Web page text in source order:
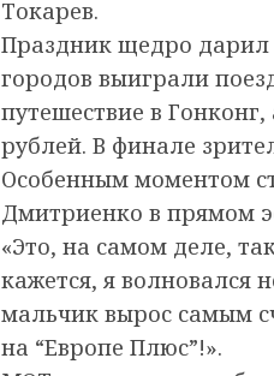
Токарев.
Праздник щедро
городов выиграли
путешествие в
рублей. В финале
Особенным моментом
Дмитриенко в прямом
«Это, на самом деле,
кажется, я волновался
мальчик вырос самым
на “Европе Плюс”!».